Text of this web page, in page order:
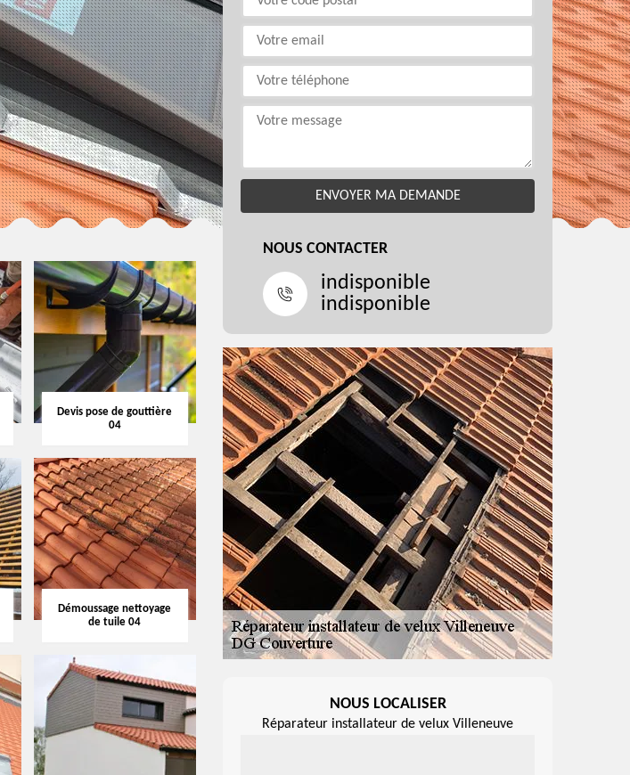
Devis pose de gouttière
04
Démoussage nettoyage
de tuile 04
NOUS CONTACTER
indisponible
indisponible
NOUS LOCALISER
Réparateur installateur de velux Villeneuve